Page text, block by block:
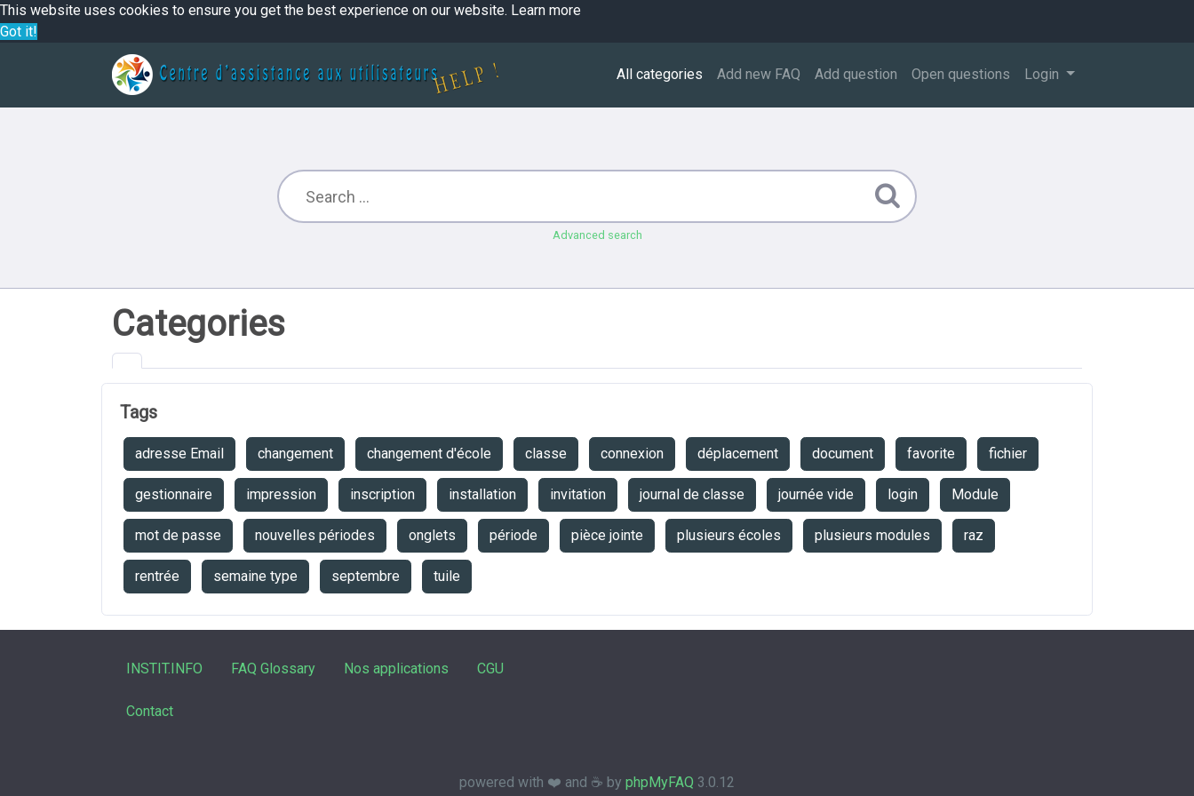
This website uses cookies to ensure you get the best experience on our website. Learn more
Got it!
All categories Add new FAQ Add question Open questions Login
Advanced search
Categories
Tags
adresse Email changement changement d'école classe connexion déplacement document favorite fichier
gestionnaire impression inscription installation invitation journal de classe journée vide login Module
mot de passe nouvelles périodes onglets période pièce jointe plusieurs écoles plusieurs modules raz
rentrée semaine type septembre tuile
INSTIT.INFO FAQ Glossary Nos applications CGU
Contact
powered with ❤️ and ☕️ by phpMyFAQ 3.0.12